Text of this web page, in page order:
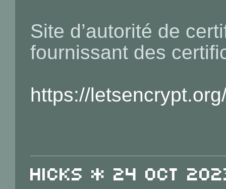
Site d’autorité de
fournissant des
https://
Hicks * 24 Oct